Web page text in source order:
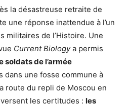
la désastreuse retraite de
une réponse inattendue à l’un
militaires de l’Histoire. Une
Current Biologya permis
soldats de l’armée
dans une fosse commune à
route du repli de Moscou en
les certitudes : les